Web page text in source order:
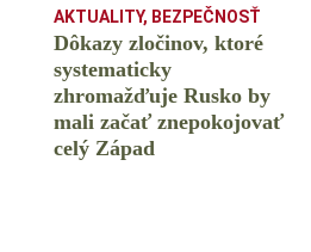
AKTUALITY, BEZPEČNOSŤ
Dôkazy zločinov, ktoré
systematicky
zhromažďuje Rusko by
mali začať znepokojovať
celý Západ